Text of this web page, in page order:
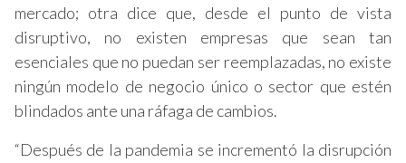
mercado; otra dice que, desde el punto de vista
disruptivo, no existen empresas que sean tan
esenciales que no puedan ser reemplazadas, no existe
ningún modelo de negocio único o sector que estén
blindados ante una ráfaga de cambios.
“Después de la pandemia se incrementó la disrupción